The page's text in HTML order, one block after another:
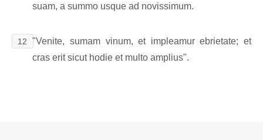
suam, a summo usque ad novissimum.
12
"Venite, sumam vinum, et impleamur ebrietate; et
cras erit sicut hodie et multo amplius".